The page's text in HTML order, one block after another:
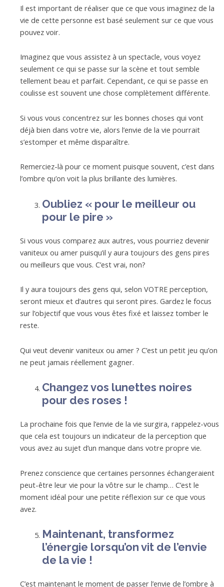
Il est important de réaliser que ce que vous imaginez de la
vie de cette personne est basé seulement sur ce que vous
pouvez voir.
Imaginez que vous assistez à un spectacle, vous voyez
seulement ce qui se passe sur la scène et tout semble
tellement beau et parfait. Cependant, ce qui se passe en
coulisse est souvent une chose complètement différente.
Si vous vous concentrez sur les bonnes choses qui vont
déjà bien dans votre vie, alors l’envie de la vie pourrait
s’estomper et même disparaître.
Remerciez-là pour ce moment puisque souvent, c’est dans
l’ombre qu’on voit la plus brillante des lumières.
Oubliez « pour le meilleur ou
pour le pire »
Si vous vous comparez aux autres, vous pourriez devenir
vaniteux ou amer puisqu’il y aura toujours des gens pires
ou meilleurs que vous. C’est vrai, non?
Il y aura toujours des gens qui, selon VOTRE perception,
seront mieux et d’autres qui seront pires. Gardez le focus
sur l’objectif que vous vous êtes fixé et laissez tomber le
reste.
Qui veut devenir vaniteux ou amer ? C’est un petit jeu qu’on
ne peut jamais réellement gagner.
Changez vos lunettes noires
pour des roses !
La prochaine fois que l’envie de la vie surgira, rappelez-vous
que cela est toujours un indicateur de la perception que
vous avez au sujet d’un manque dans votre propre vie.
Prenez conscience que certaines personnes échangeraient
peut-être leur vie pour la vôtre sur le champ… C’est le
moment idéal pour une petite réflexion sur ce que vous
avez.
Maintenant, transformez
l’énergie lorsqu’on vit de l’envie
de la vie !
C’est maintenant le moment de passer l’envie de l’ombre à